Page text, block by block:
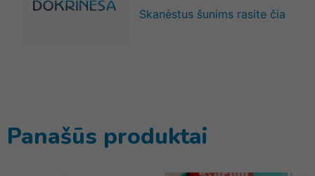
Skanėstus šunims rasite čia
Panašūs produktai